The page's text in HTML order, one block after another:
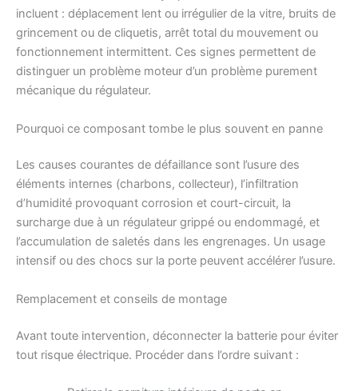
incluent : déplacement lent ou irrégulier de la vitre, bruits de
grincement ou de cliquetis, arrêt total du mouvement ou
fonctionnement intermittent. Ces signes permettent de
distinguer un problème moteur d’un problème purement
mécanique du régulateur.
Pourquoi ce composant tombe le plus souvent en panne
Les causes courantes de défaillance sont l’usure des
éléments internes (charbons, collecteur), l’infiltration
d’humidité provoquant corrosion et court-circuit, la
surcharge due à un régulateur grippé ou endommagé, et
l’accumulation de saletés dans les engrenages. Un usage
intensif ou des chocs sur la porte peuvent accélérer l’usure.
Remplacement et conseils de montage
Avant toute intervention, déconnecter la batterie pour éviter
tout risque électrique. Procéder dans l’ordre suivant :